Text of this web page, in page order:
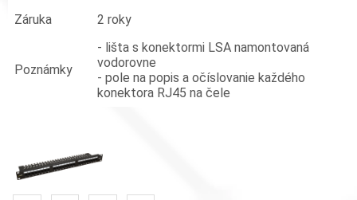
Záruka
2 roky
Poznámky
- lišta s konektormi LSA namontovaná
vodorovne
- pole na popis a očíslovanie každého
konektora RJ45 na čele